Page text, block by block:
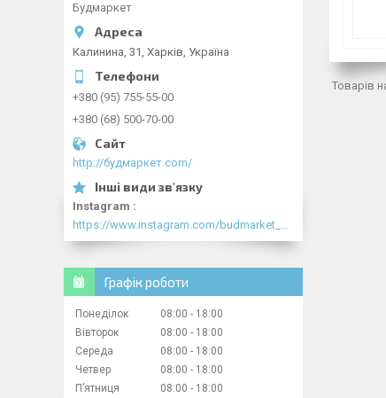
Будмаркет
Калинина, 31, Харків, Україна
+380 (95) 755-55-00
+380 (68) 500-70-00
http://будмаркет.com/
Instagram
Графік роботи
Понеділок 08:00
18:00
Вівторок
08:00
18:00
Середа
08:00
18:00
Четвер
08:00
18:00
Пʼятниця
08:00 18:00